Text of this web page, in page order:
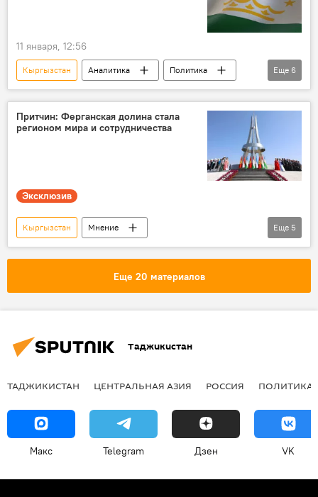
11 января, 12:56
Кыргызстан Аналитика
Политика
Общество
Таджикистан
Россия
Эмомали Рахмон
метро
Еще 6
Притчин: Ферганская долина стала
регионом мира и сотрудничества
Эксклюзив
Кыргызстан
Мнение
Таджикско-кыргызская граница: последние новости
Узбекистан
граница
Еще 5
Еще 20 материалов
Таджикистан
ТАДЖИКИСТАН ЦЕНТРАЛЬНАЯ АЗИЯ РОССИЯ ПОЛИТИКА
Макс Telegram Дзен VK